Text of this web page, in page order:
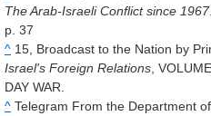
The Arab-Israeli Conflict since 1967
p. 37
^ 15, Broadcast to the Nation by
Israel's Foreign Relations ,
DAY WAR.
^ Telegram From the Department